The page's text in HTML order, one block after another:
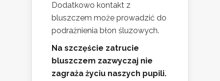
Dodatkowo kontakt z
bluszczem może prowadzić do
podrażnienia błon śluzowych.
Na szczęście zatrucie
bluszczem zazwyczaj nie
zagraża życiu naszych pupili.